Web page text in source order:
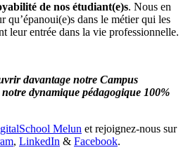
de nos étudiant(e)s. Nous en
qu’épanoui(e)s dans le métier qui les
leur entrée dans la vie professionnelle.
davantage notre Campus
dynamique pédagogique 100%
Melun et rejoignez-nous sur
, LinkedIn & Facebook.